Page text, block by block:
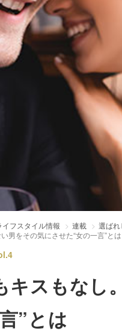
フスタイル情報 連載
選ば
男をその気にさせた“女の一言”とは
キスもなし
”とは